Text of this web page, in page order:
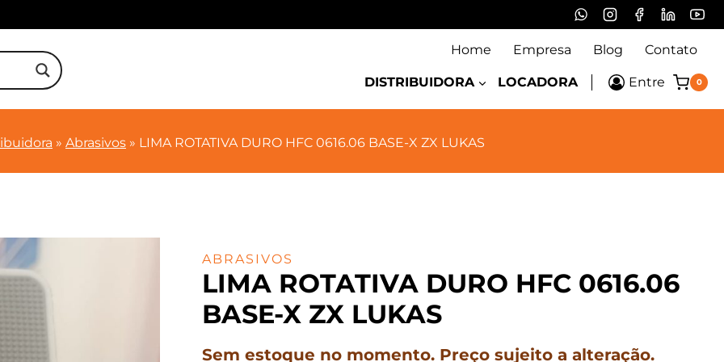
Home Empresa Blog Contato
DISTRIBUIDORA LOCADORA Entre 0
» Abrasivos » LIMA ROTATIVA DURO HFC 0616.06 BASE-X ZX LUKAS
ABRASIVOS
LIMA ROTATIVA DURO HFC 0616.06
BASE-X ZX LUKAS
Sem estoque no momento. Preço sujeito a alteração.